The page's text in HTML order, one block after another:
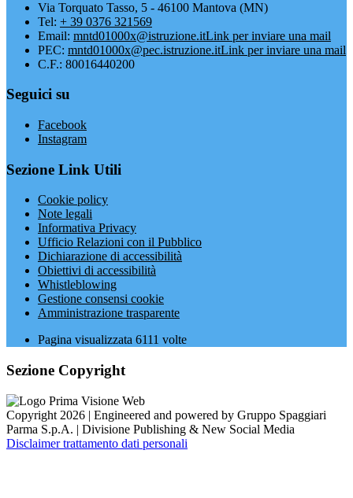
Via Torquato Tasso, 5 - 46100 Mantova (MN)
Tel: + 39 0376 321569
Email: mntd01000x@istruzione.itLink per inviare una mail
PEC: mntd01000x@pec.istruzione.itLink per inviare una mail
C.F.: 80016440200
Seguici su
Facebook
Instagram
Sezione Link Utili
Cookie policy
Note legali
Informativa Privacy
Ufficio Relazioni con il Pubblico
Dichiarazione di accessibilità
Obiettivi di accessibilità
Whistleblowing
Gestione consensi cookie
Amministrazione trasparente
Pagina visualizzata 6111 volte
Sezione Copyright
Copyright 2026 | Engineered and powered by Gruppo Spaggiari
Parma S.p.A. | Divisione Publishing & New Social Media
Disclaimer trattamento dati personali